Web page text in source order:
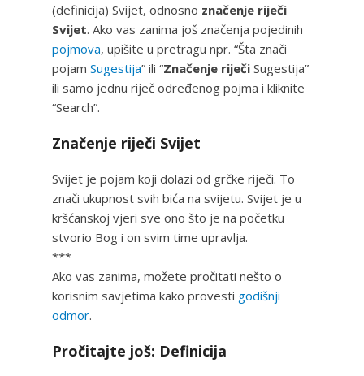
(definicija) Svijet, odnosno značenje riječi
Svijet. Ako vas zanima još značenja pojedinih
pojmova, upišite u pretragu npr. “Šta znači
pojam Sugestija” ili “Značenje riječi Sugestija”
ili samo jednu riječ određenog pojma i kliknite
“Search”.
Značenje riječi Svijet
Svijet je pojam koji dolazi od grčke riječi. To
znači ukupnost svih bića na svijetu. Svijet je u
kršćanskoj vjeri sve ono što je na početku
stvorio Bog i on svim time upravlja.
***
Ako vas zanima, možete pročitati nešto o
korisnim savjetima kako provesti godišnji
odmor.
Pročitajte još: Definicija